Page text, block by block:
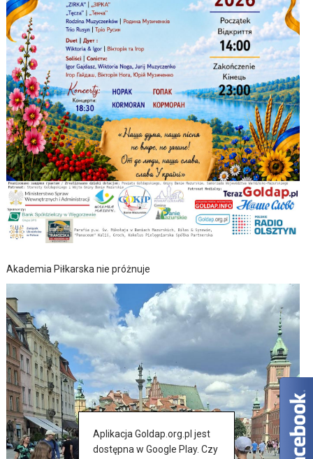
Akademia Piłkarska nie próżnuje
Aplikacja Goldap.org.pl jest
dostępna w Google Play. Czy